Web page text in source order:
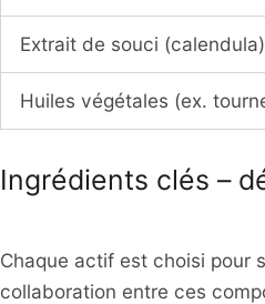
Extrait de souci (calendula)
Huiles végétales (ex.
Ingrédients clés –
Chaque actif est choisi pour
collaboration entre ces